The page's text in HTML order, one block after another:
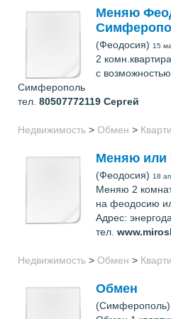
Меняю
(Феодосия) 15
2
с
Симферополь
тел. 80507772119 Сергей
Недвижимость > Обмен >
Меняю или
(Феодосия) 18
Меняю 2
на феодосию
Адрес:
тел.
Недвижимость > Обмен >
Обмен
(Симферополь)